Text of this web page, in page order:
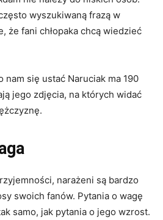
wyszukiwaną frazą w
że fani chłopaka chcą wiedzieć
nam się ustać Naruciak ma 190
jego zdjęcia, na których widać
narażeni są bardzo
swoich fanów. Pytania o wagę
samo, jak pytania o jego wzrost.